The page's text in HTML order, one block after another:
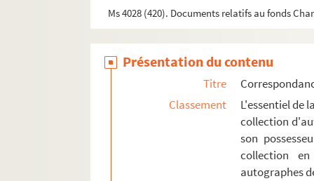
Ms 4028 (420). Documents relatifs au fonds
Présentation du contenu
Titre
Classement
L'essentiel de
collection
son
collection
autographes